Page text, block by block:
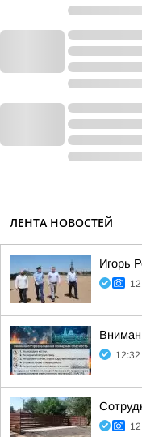
ЛЕНТА НОВОСТЕЙ
Игорь
12:32